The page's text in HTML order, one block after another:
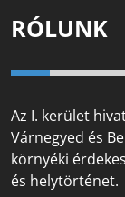
RÓLUNK
Az I. kerület
Várnegyed és
környéki
és helytörténet.